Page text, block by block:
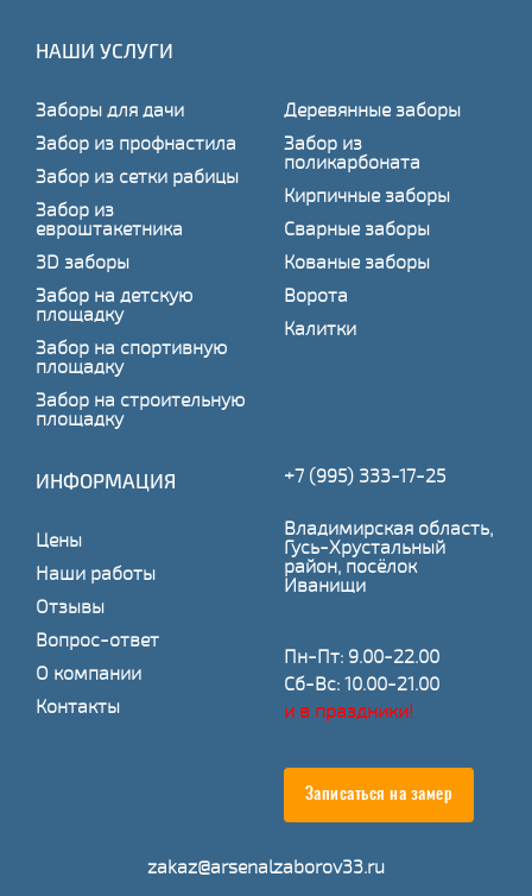
НАШИ УСЛУГИ
Заборы для дачи
Забор из профнастила
Забор из сетки рабицы
Забор из
евроштакетника
3D заборы
Забор на детскую
площадку
Забор на спортивную
площадку
Забор на строительную
площадку
Деревянные заборы
Забор из
поликарбоната
Кирпичные заборы
Сварные заборы
Кованые заборы
Ворота
Калитки
ИНФОРМАЦИЯ
Цены
Наши работы
Отзывы
Вопрос-ответ
О компании
Контакты
+7 (995) 333-17-25
Владимирская область,
Гусь-Хрустальный
район, посёлок
Иванищи
Пн-Пт: 9.00-22.00
Сб-Вс: 10.00-21.00
и в праздники!
Записаться на замер
zakaz@arsenalzaborov33.ru